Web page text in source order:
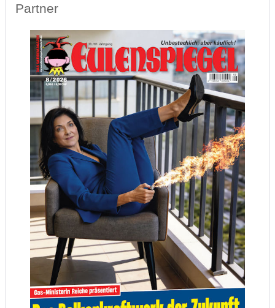
Partner